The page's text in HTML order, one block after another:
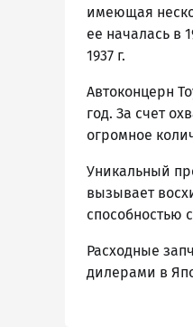
имеющая
ее началась в
1937 г.
Автоконцерн
год. За счет
огромное
Уникальный
вызывает
способностью
Расходные
дилерами в